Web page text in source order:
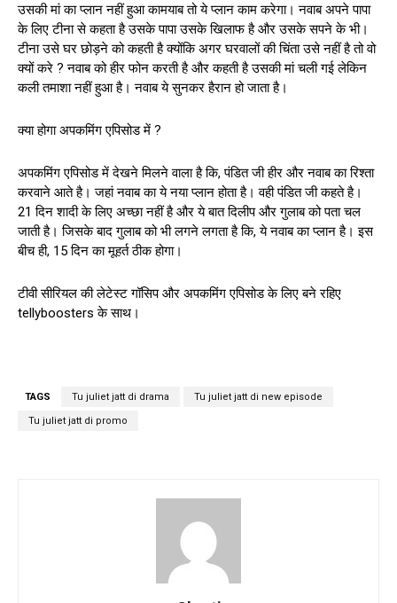
उसकी मां का प्लान नहीं हुआ कामयाब तो ये प्लान काम करेगा। नवाब अपने पापा
के लिए टीना से कहता है उसके पापा उसके खिलाफ है और उसके सपने के भी।
टीना उसे घर छोड़ने को कहती है क्योंकि अगर घरवालों की चिंता उसे नहीं है तो वो
क्यों करे ? नवाब को हीर फोन करती है और कहती है उसकी मां चली गई लेकिन
कली तमाशा नहीं हुआ है। नवाब ये सुनकर हैरान हो जाता है।
क्या होगा अपकमिंग एपिसोड में ?
अपकमिंग एपिसोड में देखने मिलने वाला है कि, पंडित जी हीर और नवाब का रिश्ता
करवाने आते है। जहां नवाब का ये नया प्लान होता है। वही पंडित जी कहते है।
21 दिन शादी के लिए अच्छा नहीं है और ये बात दिलीप और गुलाब को पता चल
जाती है। जिसके बाद गुलाब को भी लगने लगता है कि, ये नवाब का प्लान है। इस
बीच ही, 15 दिन का मूहर्त ठीक होगा।
टीवी सीरियल की लेटेस्ट गॉसिप और अपकमिंग एपिसोड के लिए बने रहिए
tellyboosters के साथ।
TAGS Tu juliet jatt di drama Tu juliet jatt di new episode
Tu juliet jatt di promo